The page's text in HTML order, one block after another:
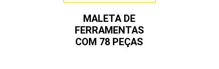
MALETA DE
FERRAMENTAS
COM 78 PEÇAS